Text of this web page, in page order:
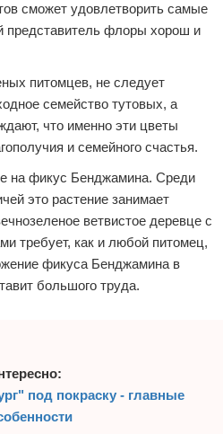
информации
сможет удовлетворить самые
представитель флоры хорош и
питомцев, не следует
семейство тутовых, а
что именно эти цветы
и семейного счастья.
на фикус Бенджамина. Среди
это растение занимает
ветвистое деревце с
требует, как и любой питомец,
фикуса Бенджамина в
большого труда.
под покраску - главные